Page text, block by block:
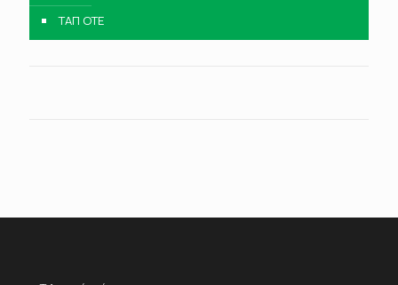
ΤΑΠ ΟΤΕ